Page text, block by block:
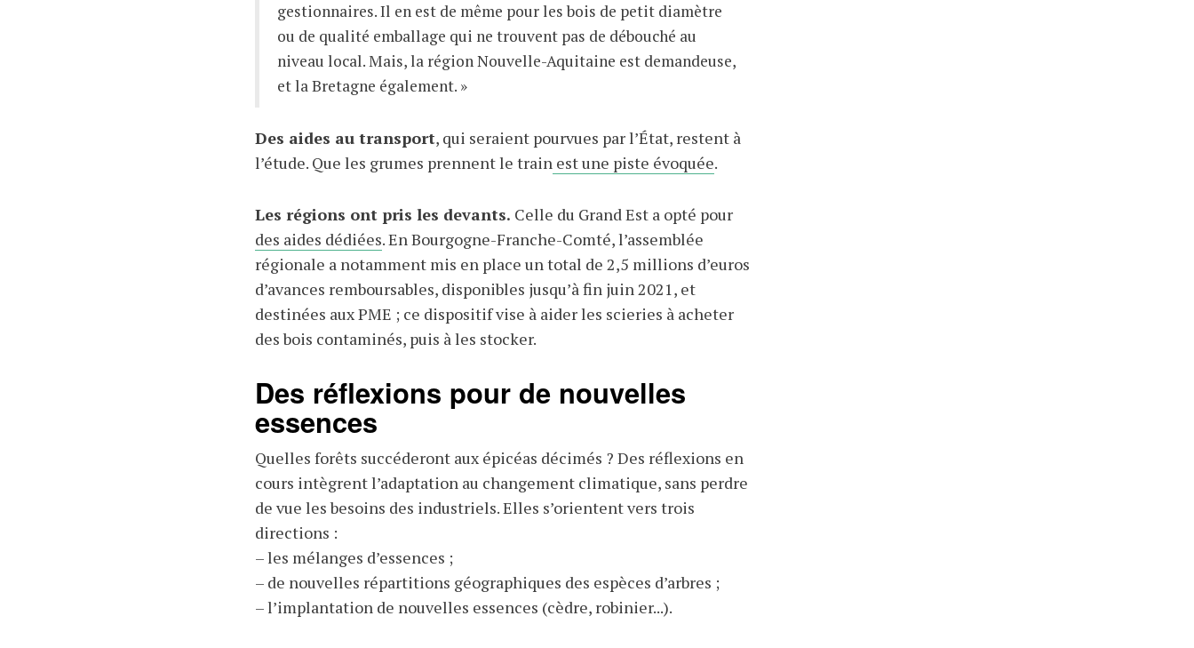
gestionnaires. Il en est de même pour les bois de petit diamètre
ou de qualité emballage qui ne trouvent pas de débouché au
niveau local. Mais, la région Nouvelle-Aquitaine est demandeuse,
et la Bretagne également. »
Des aides au transport, qui seraient pourvues par l’État, restent à
l’étude. Que les grumes prennent le trainest une piste évoquée.
Les régions ont pris les devants. Celle du Grand Est a opté pour
des aides dédiées. En Bourgogne-Franche-Comté, l’assemblée
régionale a notamment mis en place un total de 2,5 millions d’euros
d’avances remboursables, disponibles jusqu’à fin juin 2021, et
destinées aux PME ; ce dispositif vise à aider les scieries à acheter
des bois contaminés, puis à les stocker.
Des réflexions pour de nouvelles
essences
Quelles forêts succéderont aux épicéas décimés ? Des réflexions en
cours intègrent l’adaptation au changement climatique, sans perdre
de vue les besoins des industriels. Elles s’orientent vers trois
directions :
– les mélanges d’essences ;
– de nouvelles répartitions géographiques des espèces d’arbres ;
– l’implantation de nouvelles essences (cèdre, robinier...).